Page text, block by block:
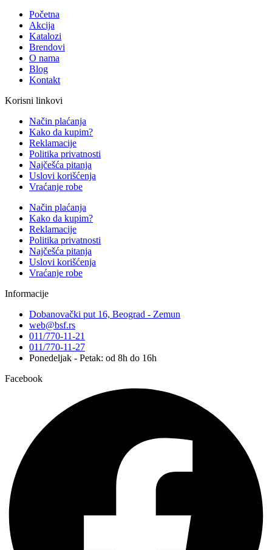
Početna
Akcija
Katalozi
Brendovi
O nama
Blog
Kontakt
Korisni linkovi
Način plaćanja
Kako da kupim?
Reklamacije
Politika privatnosti
Najčešća pitanja
Uslovi korišćenja
Vraćanje robe
Način plaćanja
Kako da kupim?
Reklamacije
Politika privatnosti
Najčešća pitanja
Uslovi korišćenja
Vraćanje robe
Informacije
Dobanovački put 16, Beograd - Zemun
web@bsf.rs
011/770-11-21
011/770-11-27
Ponedeljak - Petak: od 8h do 16h
Facebook